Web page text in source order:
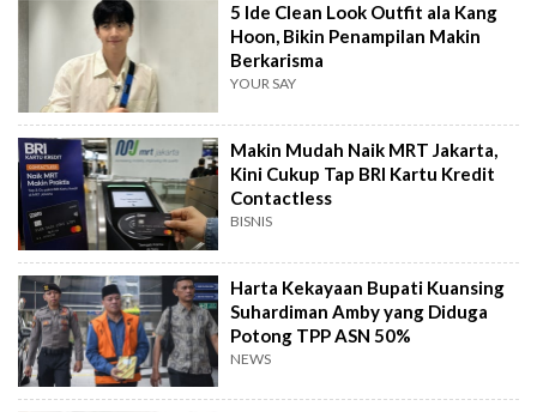
5 Ide Clean Look Outfit ala Kang
Hoon, Bikin Penampilan Makin
Berkarisma
YOUR SAY
Makin Mudah Naik MRT Jakarta,
Kini Cukup Tap BRI Kartu Kredit
Contactless
BISNIS
Harta Kekayaan Bupati Kuansing
Suhardiman Amby yang Diduga
Potong TPP ASN 50%
NEWS